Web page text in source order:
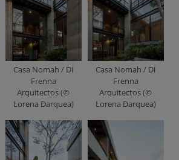
Casa Nomah / Di
Frenna
Arquitectos (©
Lorena Darquea)
Casa Nomah / Di
Frenna
Arquitectos (©
Lorena Darquea)